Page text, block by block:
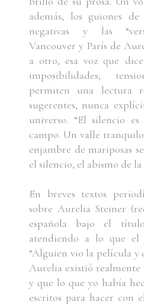
además, los guiones de
negativas y las
Vancouver y París de
a otro, esa voz que
imposibilidades;
permiten una lectura
sugerentes, nunca
universo. “El silencio
campo. Un valle
enjambre de mariposas
el silencio, el abismo de
En breves textos
sobre Aurelia Steiner
española bajo el
atendiendo a lo que el
“Alguien vio la película y
Aurelia existió
y que lo que yo había
escritos para hacer con